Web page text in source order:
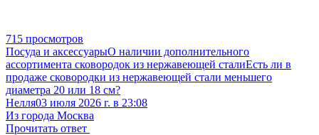
715 просмотров
Посуда и аксессуарыО наличии дополнительного
ассортимента сковородок из нержавеющей сталиЕсть ли в
продаже сковородки из нержавеющей стали меньшего
диаметра 20 или 18 см?
Нелля03 июля 2026 г. в 23:08
Из города Москва
Прочитать ответ